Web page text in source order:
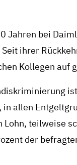
Jahren bei
ihrer
Kollegen auf
allen
teilweise
der